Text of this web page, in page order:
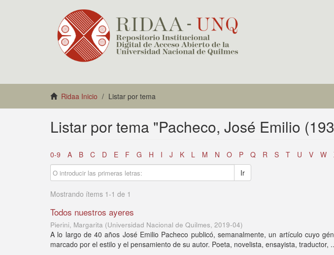
Ridaa Inicio Listar por tema
Listar por tema "Pacheco, José Emilio
0-9 A B C D E F G H I J K L M N O P Q R S T U V W
Ir
Mostrando ítems 1-1 de 1
Todos nuestros ayeres
Pierini, Margarita (Universidad Nacional de Quilmes, 2019-04)
A lo largo de 40 años José Emilio Pacheco publicó, semanalmente, un artículo cuyo
marcado por el estilo y el pensamiento de su autor. Poeta, novelista, ensayista, traductor,